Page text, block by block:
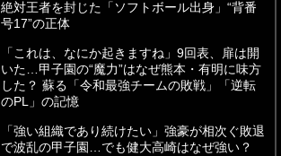
絶対王者を封じた「ソフトボール出身」“背番
号17”の正体
「これは、なにか起きますね」9回表、扉は開
いた…甲子園の“魔力”はなぜ熊本・有明に味方
した？ 蘇る「令和最強チームの敗戦」「逆転
のPL」の記憶
「強い組織であり続けたい」強豪が相次ぐ敗退
で波乱の甲子園…でも健大高崎はなぜ強い？